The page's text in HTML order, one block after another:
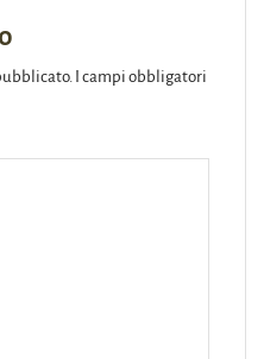
I campi obbligatori